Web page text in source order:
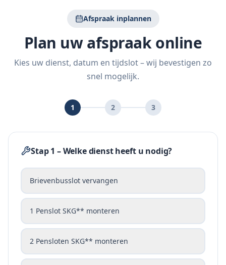
Afspraak inplannen
Plan uw afspraak online
Kies uw dienst, datum en tijdslot – wij bevestigen zo
snel mogelijk.
1 2 3
Stap 1 – Welke dienst heeft u nodig?
Brievenbusslot vervangen
1 Penslot SKG** monteren
2 Pensloten SKG** monteren